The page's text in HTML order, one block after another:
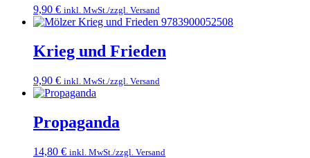
9,90 € inkl. MwSt./zzgl. Versand
Krieg und Frieden
9,90 € inkl. MwSt./zzgl. Versand
Propaganda
14,80 € inkl. MwSt./zzgl. Versand